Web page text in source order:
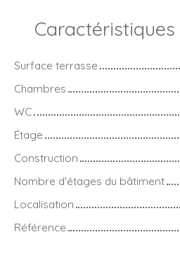
Caractéristiques
Surface terrasse
Chambres
WC
Étage
Construction
Nombre d'étages du bâtiment
Localisation
Référence